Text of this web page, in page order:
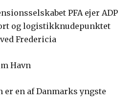
PFA ejer ADP
og logistikknudepunktet
Fredericia
Havn
er en af Danmarks yngste